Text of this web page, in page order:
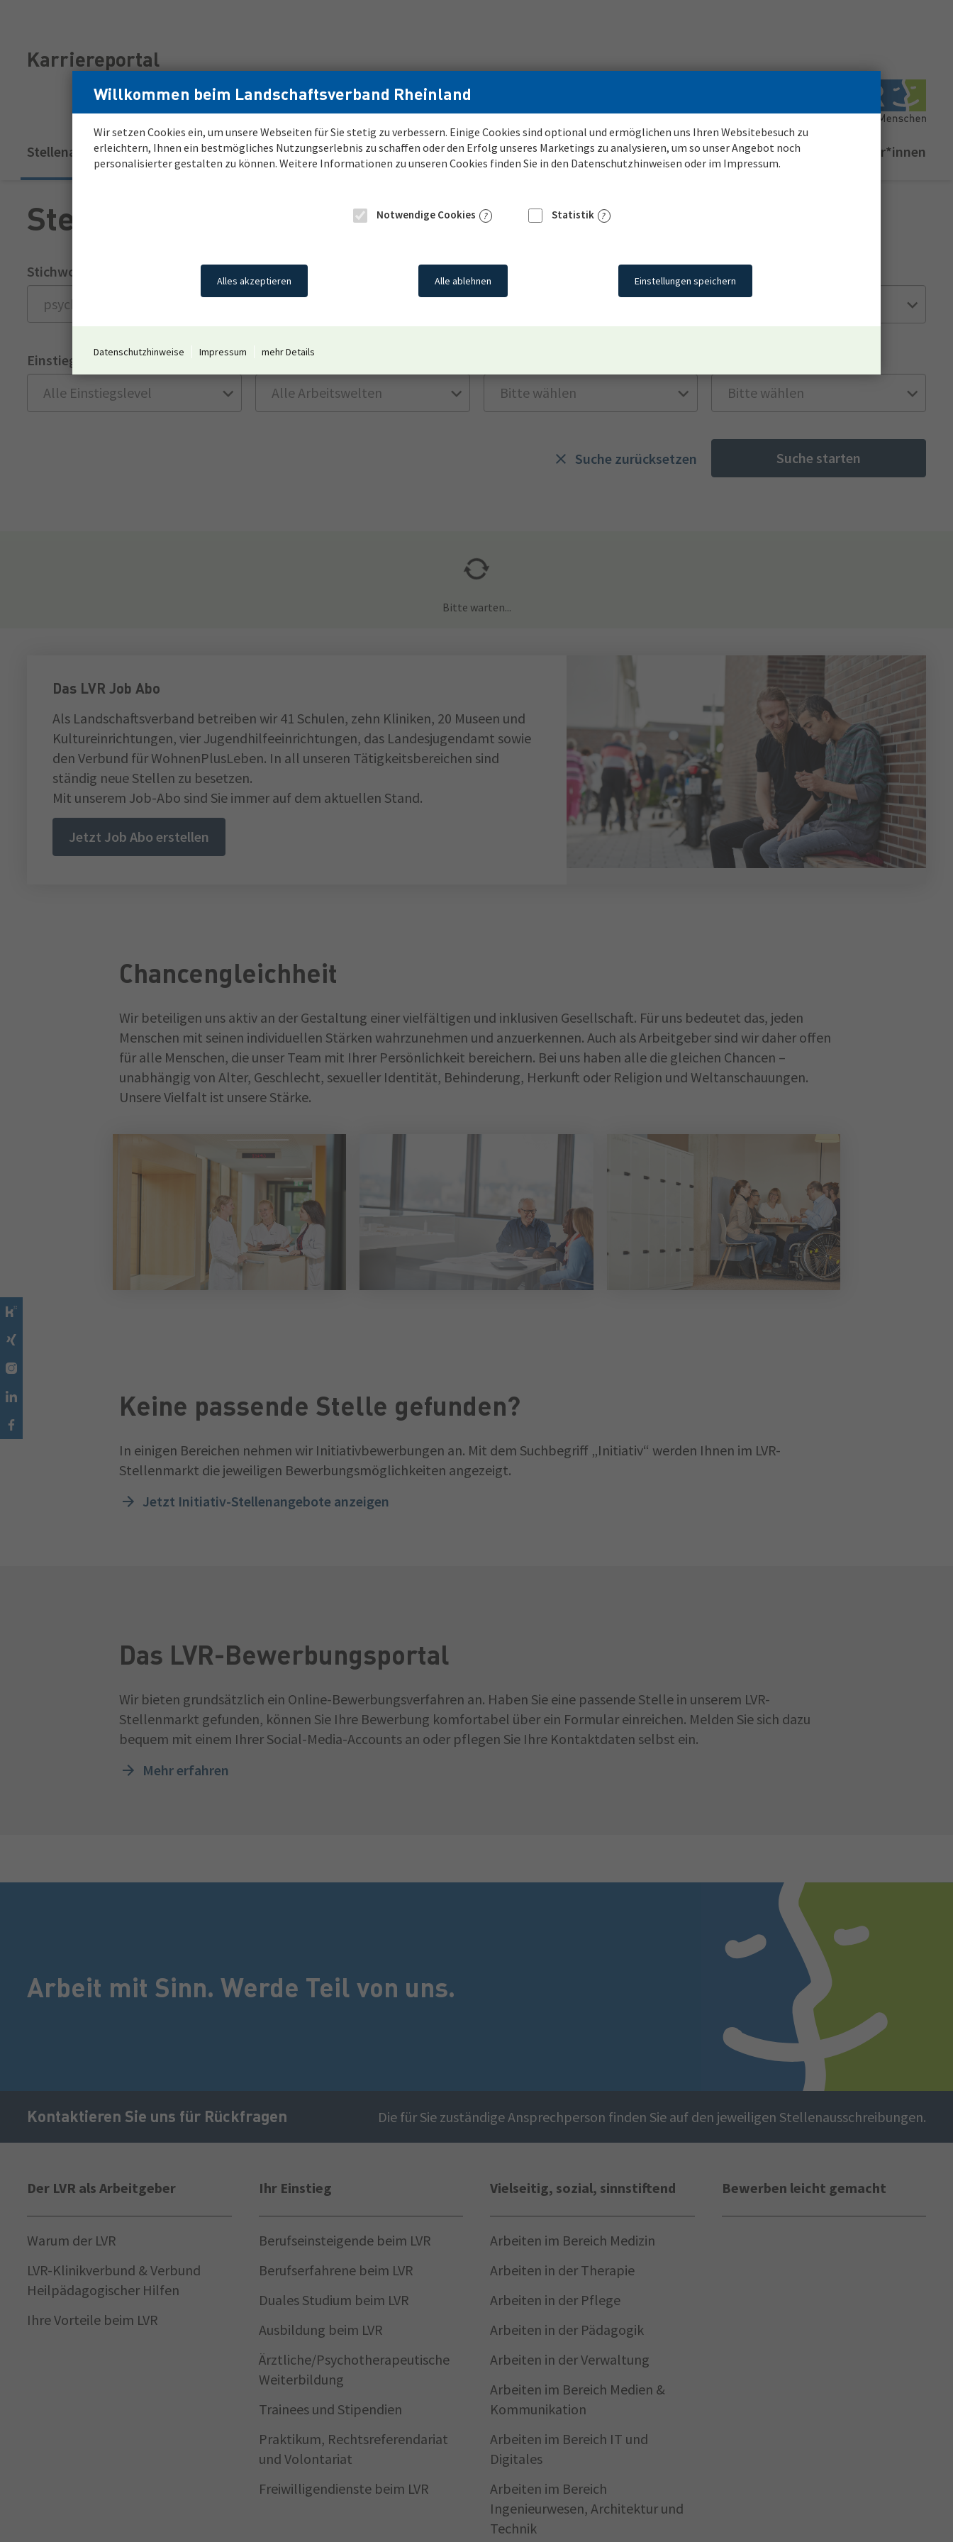
für
Bewerber*innen
für
Bewerber*innen
Karriereportal
Hauptnavigation
Stellenangebote
(aktuell) Meine Karriere Job Abo Karriere beim LVR Login fürregistrierte Bewerber*innen
Willkommen beim Landschaftsverband Rheinland
Wir setzen Cookies ein, um unsere Webseiten für Sie stetig zu verbessern. Einige Cookies sind optional und ermöglichen uns Ihren Websitebesuch zu
erleichtern, Ihnen ein bestmögliches Nutzungserlebnis zu schaffen oder den Erfolg unseres Marketings zu analysieren, um so unser Angebot noch
personalisierter gestalten zu können. Weitere Informationen zu unseren Cookies finden Sie in den Datenschutzhinweisen oder im Impressum.
Notwendige Cookies Statistik
Alles akzeptieren Alle ablehnen Einstellungen speichern
Datenschutzhinweise Impressum mehr Details
Stellenmarkt
Stichwort Ort oder PLZ Umkreis Einsatzstelle
Einstiegslevel Arbeitswelt
Suche starten
Suche zurücksetzen
Bitte warten...
Das LVR Job Abo
Als Landschaftsverband betreiben wir 41 Schulen, zehn Kliniken, 20 Museen und
Kultureinrichtungen, vier Jugendhilfeeinrichtungen, das Landesjugendamt sowie
den Verbund für WohnenPlusLeben. In all unseren Tätigkeitsbereichen sind
ständig neue Stellen zu besetzen.
Mit unserem Job-Abo sind Sie immer auf dem aktuellen Stand.
Jetzt Job Abo erstellen
Chancengleichheit
Wir beteiligen uns aktiv an der Gestaltung einer vielfältigen und inklusiven Gesellschaft. Für uns bedeutet das, jeden
Menschen mit seinen individuellen Stärken wahrzunehmen und anzuerkennen. Auch als Arbeitgeber sind wir daher offen
für alle Menschen, die unser Team mit Ihrer Persönlichkeit bereichern. Bei uns haben alle die gleichen Chancen –
unabhängig von Alter, Geschlecht, sexueller Identität, Behinderung, Herkunft oder Religion und Weltanschauungen.
Unsere Vielfalt ist unsere Stärke.
Keine passende Stelle gefunden?
In einigen Bereichen nehmen wir Initiativbewerbungen an. Mit dem Suchbegriff „Initiativ“ werden Ihnen im LVR-
Stellenmarkt die jeweiligen Bewerbungsmöglichkeiten angezeigt.
Jetzt Initiativ-Stellenangebote anzeigen
Das LVR-Bewerbungsportal
Wir bieten grundsätzlich ein Online-Bewerbungsverfahren an. Haben Sie eine passende Stelle in unserem LVR-
Stellenmarkt gefunden, können Sie Ihre Bewerbung komfortabel über ein Formular einreichen. Melden Sie sich dazu
bequem mit einem Ihrer Social-Media-Accounts an oder pflegen Sie Ihre Kontaktdaten selbst ein.
Mehr erfahren
Fußzeile
Schnellmenü
Arbeit mit Sinn. Werde Teil von uns.
Kontaktieren Sie uns für Rückfragen Die für Sie zuständige Ansprechperson finden Sie auf den jeweiligen Stellenausschreibungen.
Navigation
Der LVR als Arbeitgeber
Warum der LVR
LVR-Klinikverbund & Verbund
Heilpädagogischer Hilfen
Ihre Vorteile beim LVR
Ihr Einstieg
Berufseinsteigende beim LVR
Berufserfahrene beim LVR
Duales Studium beim LVR
Ausbildung beim LVR
Ärztliche/Psycho­therapeutische
Weiterbildung
Trainees und Stipendien
Praktikum, Rechtsreferendariat
und Volontariat
Freiwilligendienste beim LVR
Vielseitig, sozial, sinnstiftend
Arbeiten im Bereich Medizin
Arbeiten in der Therapie
Arbeiten in der Pflege
Arbeiten in der Pädagogik
Arbeiten in der Verwaltung
Arbeiten im Bereich Medien &
Kommunikation
Arbeiten im Bereich IT und
Digitales
Arbeiten im Bereich
Ingenieurwesen, Architektur und
Technik
Bewerben leicht gemacht